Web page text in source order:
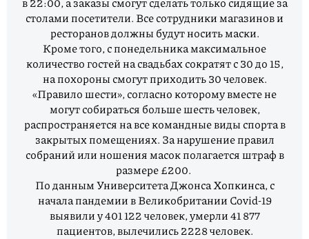
столами посетители. Все сотрудники магазинов и
ресторанов должны будут носить маски.
Кроме того, с понедельника максимальное
количество гостей на свадьбах сократят с 30 до 15,
на похороны смогут приходить 30 человек.
«Правило шести», согласно которому вместе не
могут собираться больше шесть человек,
распространяется на все командные виды спорта в
закрытых помещениях. За нарушение правил
собраний или ношения масок полагается штраф в
размере £200.
По данным Университета Джонса Хопкинса, с
начала пандемии в Великобритании Covid-19
выявили у 401 122 человек, умерли 41 877
пациентов, вылечились 2228 человек.